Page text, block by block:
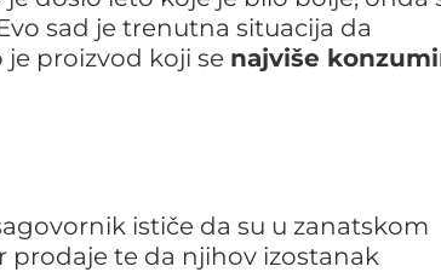
sad je trenutna situacija da
je proizvod koji se najviše
ističe da su u zanatskom
prodaje te da njihov izostanak